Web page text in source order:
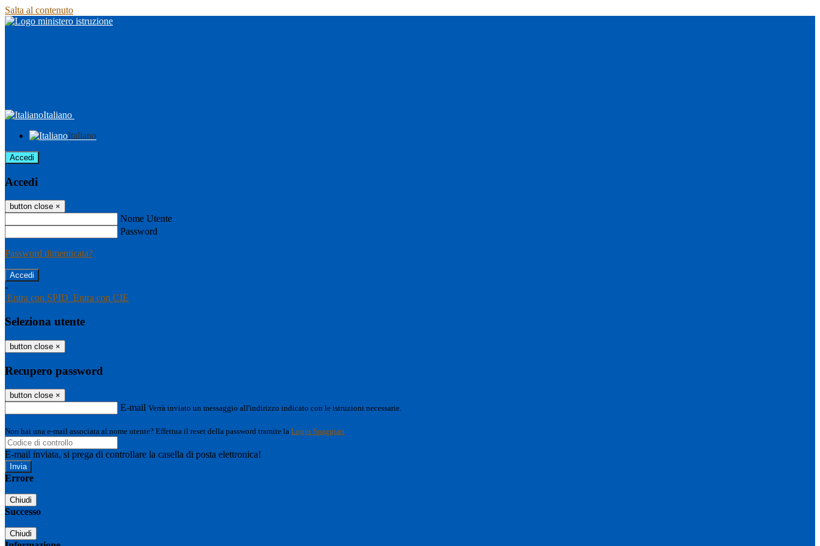
Salta al contenuto
Italiano
Italiano
Accedi
Accedi
button close ×
Nome Utente
Password
Password dimenticata?
-
Entra con SPID Entra con CIE
Seleziona utente
button close ×
Recupero password
button close ×
E-mail Verrà inviato un messaggio all'indirizzo indicato con le istruzioni necessarie.
Non hai una e-mail associata al nome utente? Effettua il reset della password tramite la Login Spaggiari
E-mail inviata, si prega di controllare la casella di posta elettronica!
Errore
Chiudi
Successo
Chiudi